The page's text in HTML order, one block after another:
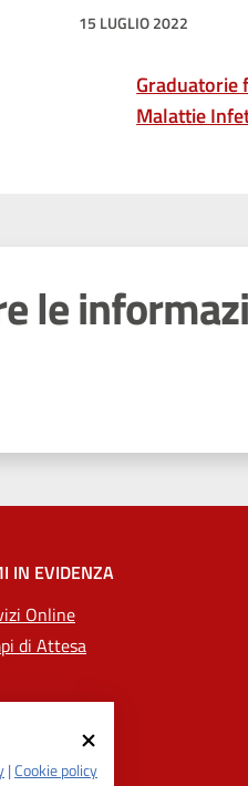
15 LUGLIO 2022
Graduatorie
Malattie
le
5 stelle
IN EVIDENZA
Online
di Attesa
|Cookie policy